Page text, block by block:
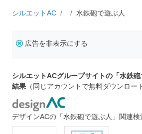
シルエットAC 水鉄砲で遊ぶ人
広告を非表示にする
シルエットACグループサイトの「水鉄
結果 （同じアカウントで無料ダウンロー
デザインACの「水鉄砲で遊ぶ人」関連検